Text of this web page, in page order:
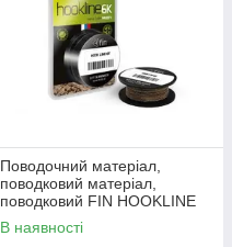
Поводочний матеріал,
поводковий матеріал,
поводковий FIN HOOKLINE
6K 20m / muddy (бруд) 15Lb
В наявності